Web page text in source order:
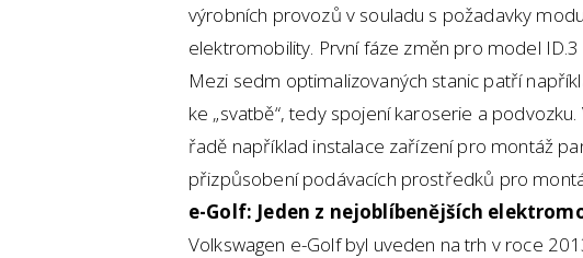
výrobních provozů v souladu s požadavky
elektromobility. První fáze změn pro model
Mezi sedm optimalizovaných stanic patří
ke „svatbě“, tedy spojení karoserie a
řadě například instalace zařízení pro montáž
přizpůsobení podávacích prostředků pro
e-Golf: Jeden z nejoblíbenějších
Volkswagen e-Golf byl uveden na trh v roce